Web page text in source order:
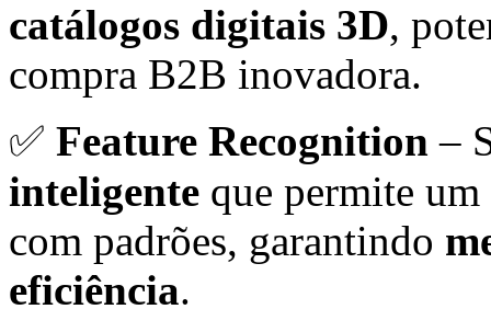
catálogos digitais 3D,
compra B2B inovadora.
✅ Feature Recognition –
inteligente que permite
com padrões, garantindo
eficiência.